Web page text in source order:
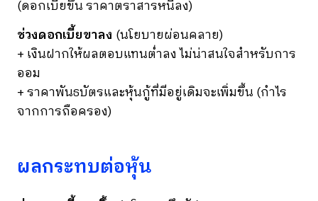
(ดอกเบี้ยขึ้น ราคาตราสารหนี้ลง)
ช่วงดอกเบี้ยขาลง (นโยบายผ่อนคลาย)
+ เงินฝากให้ผลตอบแทนต่ำลง ไม่น่าสนใจสำหรับการ
ออม
+ ราคาพันธบัตรและหุ้นกู้ที่มีอยู่เดิมจะเพิ่มขึ้น (กำไร
จากการถือครอง)
ผลกระทบต่อหุ้น